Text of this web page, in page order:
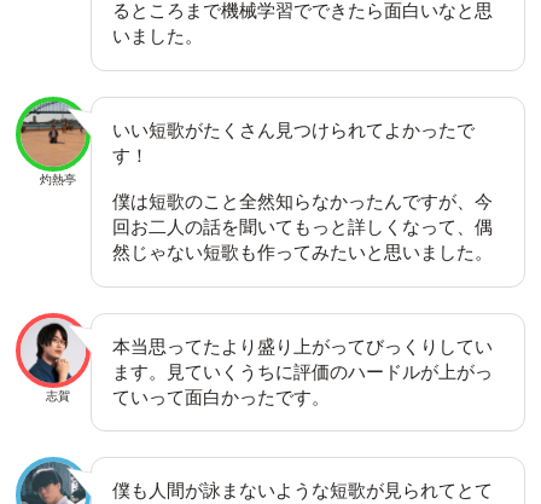
るところまで機械学習でできたら面白いなと思
いました。
灼熱亭
いい短歌がたくさん見つけられてよかったで
す！
僕は短歌のこと全然知らなかったんですが、今
回お二人の話を聞いてもっと詳しくなって、偶
然じゃない短歌も作ってみたいと思いました。
志賀
本当思ってたより盛り上がってびっくりしてい
ます。見ていくうちに評価のハードルが上がっ
ていって面白かったです。
僕も人間が詠まないような短歌が見られてとて